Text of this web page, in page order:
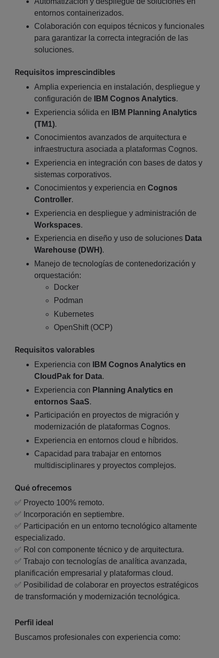
entornos containerizados.
Colaboración con equipos técnicos y funcionales
para garantizar la correcta integración de las
soluciones.
Requisitos imprescindibles
Amplia experiencia en instalación, despliegue y
configuración de
IBM Cognos Analytics.
Experiencia sólida en
IBM Planning Analytics
(TM1).
Conocimientos avanzados de arquitectura e
infraestructura asociada a plataformas Cognos.
Experiencia en integración con bases de datos y
sistemas corporativos.
Conocimientos y experiencia en Cognos
Controller.
Experiencia en despliegue y administración de
Workspaces.
Experiencia en diseño y uso de soluciones Data
Warehouse (DWH).
Manejo de tecnologías de contenedorización y
orquestación:
Docker
Podman
Kubernetes
OpenShift (OCP)
Requisitos valorables
Experiencia con
IBM Cognos Analytics en
CloudPak for Data.
Experiencia con Planning Analytics en
entornos SaaS.
Participación en proyectos de migración y
modernización de plataformas Cognos.
Experiencia en entornos cloud e híbridos.
Capacidad para trabajar en entornos
multidisciplinares y proyectos complejos.
Qué ofrecemos
✅ Proyecto 100% remoto.
✅ Incorporación en septiembre.
✅ Participación en un entorno tecnológico altamente
especializado.
✅ Rol con componente técnico y de arquitectura.
✅ Trabajo con tecnologías de analítica avanzada,
planificación empresarial y plataformas cloud.
✅ Posibilidad de colaborar en proyectos estratégicos
de transformación y modernización tecnológica.
Perfil ideal
Buscamos profesionales con experiencia como: